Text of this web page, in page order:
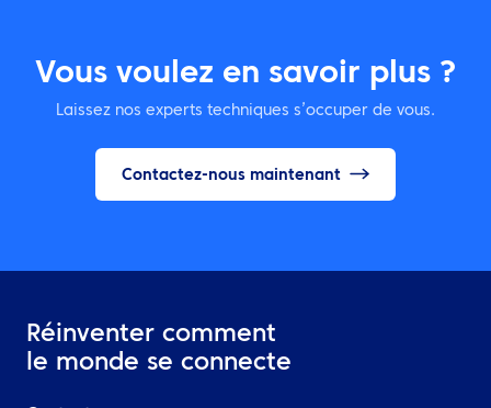
Vous voulez en savoir plus ?
Laissez nos experts techniques s’occuper de vous.
Contactez-nous maintenant
Réinventer comment
le monde se connecte